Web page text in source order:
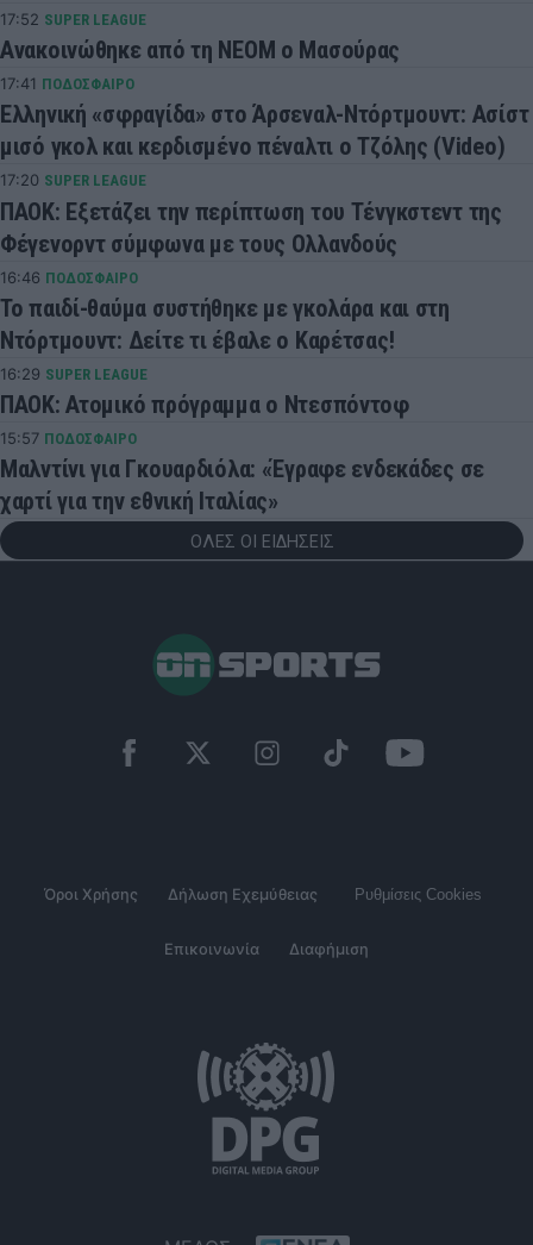
17:52 SUPER LEAGUE
Ανακοινώθηκε από τη ΝΕΟΜ ο Μασούρας
17:41 ΠΟΔΟΣΦΑΙΡΟ
Ελληνική «σφραγίδα» στο Άρσεναλ-Ντόρτμουντ: Ασίστ
μισό γκολ και κερδισμένο πέναλτι ο Τζόλης (Video)
17:20 SUPER LEAGUE
ΠΑΟΚ: Εξετάζει την περίπτωση του Τένγκστεντ της
Φέγενορντ σύμφωνα με τους Ολλανδούς
16:46 ΠΟΔΟΣΦΑΙΡΟ
Το παιδί-θαύμα συστήθηκε με γκολάρα και στη
Ντόρτμουντ: Δείτε τι έβαλε ο Καρέτσας!
16:29 SUPER LEAGUE
ΠΑΟΚ: Ατομικό πρόγραμμα ο Ντεσπόντοφ
15:57 ΠΟΔΟΣΦΑΙΡΟ
Μαλντίνι για Γκουαρδιόλα: «Έγραφε ενδεκάδες σε
χαρτί για την εθνική Ιταλίας»
ΟΛΕΣ ΟΙ ΕΙΔΗΣΕΙΣ
Όροι Χρήσης Δήλωση Εχεμύθειας Ρυθμίσεις Cookies
Επικοινωνία Διαφήμιση